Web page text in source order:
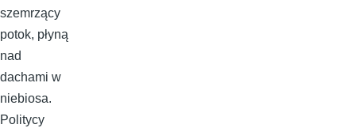
szemrzący
potok, płyną
nad
dachami w
niebiosa.
Politycy